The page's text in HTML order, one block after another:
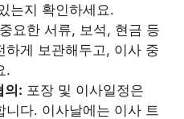
는지 확인하세요.
중요한 서류, 보석, 현금 등
하게 보관해두고, 이사 중
.
의: 포장 및 이사일정은
니다. 이사날에는 이사 트